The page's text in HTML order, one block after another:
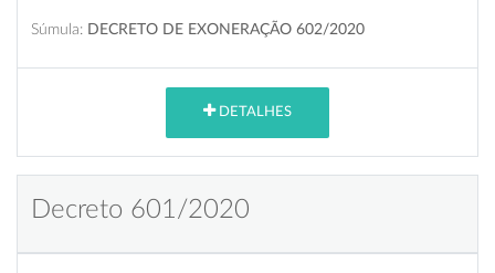
Súmula: DECRETO DE EXONERAÇÃO 602/2020
DETALHES
Decreto 601/2020